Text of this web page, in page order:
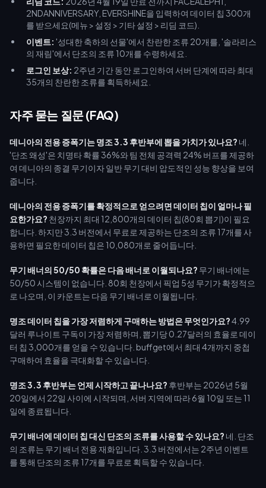
2NDANNIVERSARY, EVERSHINE을 입력하여 데이터 칩 300개
를 받으세요(메뉴 > 설정 > 기타 설정 > 리딤 코드).
이벤트: '성대한 축하의 선물'에서 찬란한 조류 20개를, '솔라리스
의 재림'에서 단조의 조류 10개를 수령하세요.
로그인 보상: 2주년 기간 동안 로그인하여 서버 단계에 따라 최대
35개의 찬란한 조류를 획득하세요.
자주 묻는 질문 (FAQ)
데니아의 전용 증폭기는 명조 3.3 후반부에 뽑을 가치가 있나요? 네.
'단조 왜성'은 치명타 확률 36%와 팀 전체 공격력 24% 버프를 제공하
여 데니아의 종결 무기이자 일반 무기 대비 압도적인 성능 향상을 보여
줍니다.
데니아의 전용 증폭기를 확정적으로 얻으려면 데이터 칩이 얼마나 필
요한가요? 천장까지 최대 12,800개의 데이터 칩(80회 뽑기)이 필요
합니다. 하지만 3.3 버전에서 무료로 제공하는 단조의 조류 17개를 사
용하면 필요한 데이터 칩은 10,080개로 줄어듭니다.
무기 배너의 50/50 확률은 다음 배너로 이월되나요? 무기 배너에는
50/50 시스템이 없습니다. 80회 천장에서 픽업 5성 무기가 확정적으
로 나오며, 이 카운트는 다음 무기 배너로 이월됩니다.
명조 데이터 칩을 가장 저렴하게 구매하는 방법은 무엇인가요?4.99
달러 루나이트 구독이 가장 저렴하며, 뽑기당 0.27달러의 효율로 데이
터 칩 3,000개를 얻을 수 있습니다. buffget에서 최대 4개까지 중첩
구매하여 효율을 극대화할 수 있습니다.
명조 3.3 후반부는 언제 시작하고 끝나나요? 후반부는 2026년 5월
20일에서 22일 사이에 시작되며, 서버 지역에 따라 6월 10일 또는 11
일에 종료됩니다.
무기 배너에 데이터 칩 대신 단조의 조류를 사용할 수 있나요? 네. 단조
의 조류는 무기 배너 전용 재화입니다. 3.3 버전에서는 2주년 이벤트
를 통해 단조의 조류 17개를 무료로 획득할 수 있습니다.